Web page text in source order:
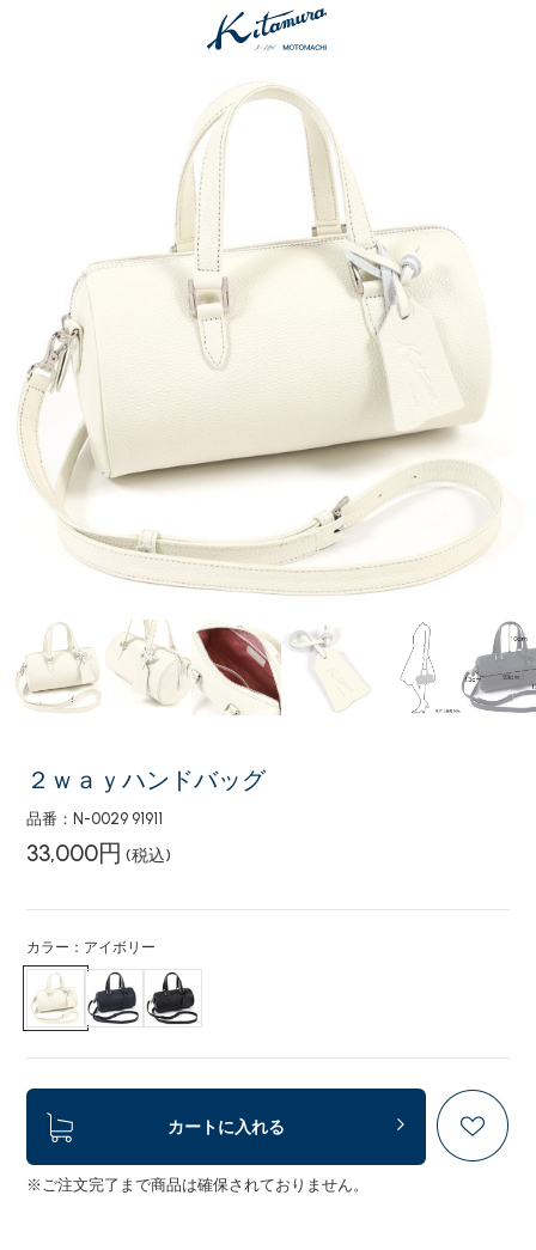
２ｗａｙハンドバッグ
品番：N-0029 91911
33,000円 (税込)
カラー：アイボリー
カートに入れる
※ご注文完了まで商品は確保されておりません。